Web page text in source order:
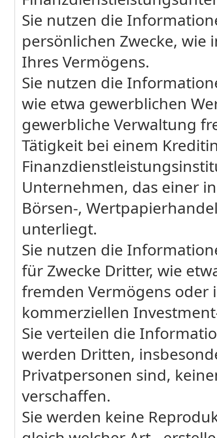
Sie nutzen die
persönlichen Zwecke, wie
Ihres Vermögens.
Sie nutzen die
wie etwa gewerblichen
gewerbliche Verwaltung
Tätigkeit bei einem
Unternehmen, das einer
Börsen-,
unterliegt.
Sie nutzen die
für Zwecke Dritter, wie
fremden Vermögens oder
kommerziellen
Sie verteilen die
werden Dritten,
Privatpersonen sind,
verschaffen.
Sie werden keine